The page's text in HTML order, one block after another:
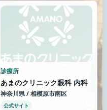
診療所
あまのクリニック眼科 内科
神奈川県 / 相模原市南区
公式サイト